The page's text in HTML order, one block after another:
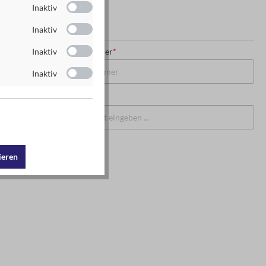
USt-IdNr. oder Steuernummer*
PLZ* Ort
Inaktiv
Inaktiv
Inaktiv
Inaktiv